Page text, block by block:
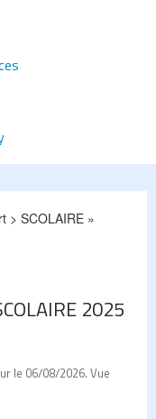
> SCOLAIRE »
2025
le 06/08/2026. Vue